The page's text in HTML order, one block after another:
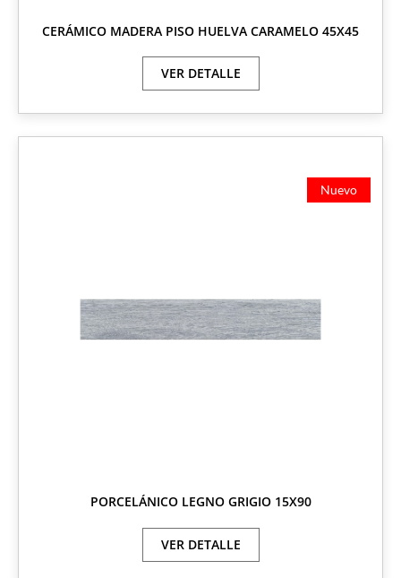
CERÁMICO MADERA PISO HUELVA CARAMELO 45X45
VER DETALLE
Nuevo
PORCELÁNICO LEGNO GRIGIO 15X90
VER DETALLE